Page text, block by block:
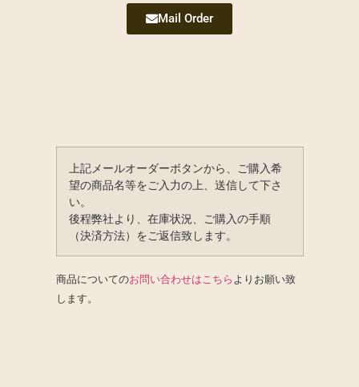
Mail Order
上記メールオーダーボタンから、ご購入希
望の商品名等をご入力の上、送信して下さ
い。
後程弊社より、在庫状況、ご購入の手順
（決済方法）をご返信致します。
商品についてのお問い合わせはこちら よりお願い致
します。